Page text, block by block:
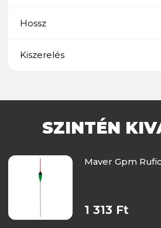
Hossz
Kiszerelés
SZINTÉN
Maver Gpm
1 313 Ft